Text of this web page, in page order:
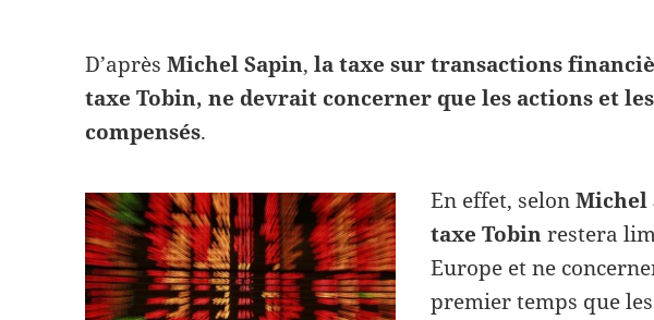
D’aprèsMichel Sapin,la taxe sur transactions
taxe Tobin, ne devrait concerner que les actions et
compensés.
En effet, selonMichel
taxe Tobinrestera
Europe et ne
premier temps que les